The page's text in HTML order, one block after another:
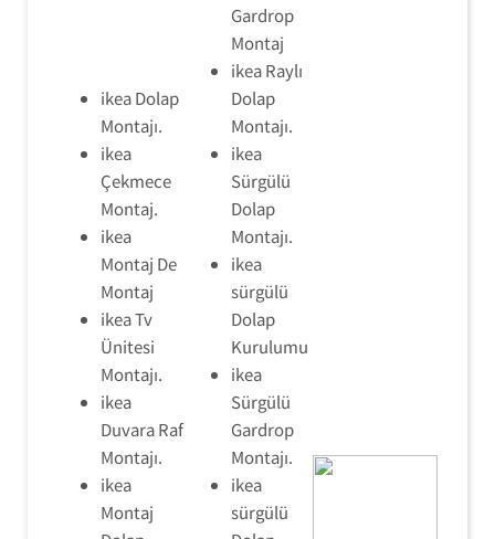
ikea Dolap
Montajı.
ikea
Çekmece
Montaj.
ikea
Montaj De
Montaj
ikea Tv
Ünitesi
Montajı.
ikea
Duvara Raf
Montajı.
ikea
Montaj
Gardrop
Montaj
ikea Raylı
Dolap
Montajı.
ikea
Sürgülü
Dolap
Montajı.
ikea
sürgülü
Dolap
Kurulumu
ikea
Sürgülü
Gardrop
Montajı.
ikea
sürgülü